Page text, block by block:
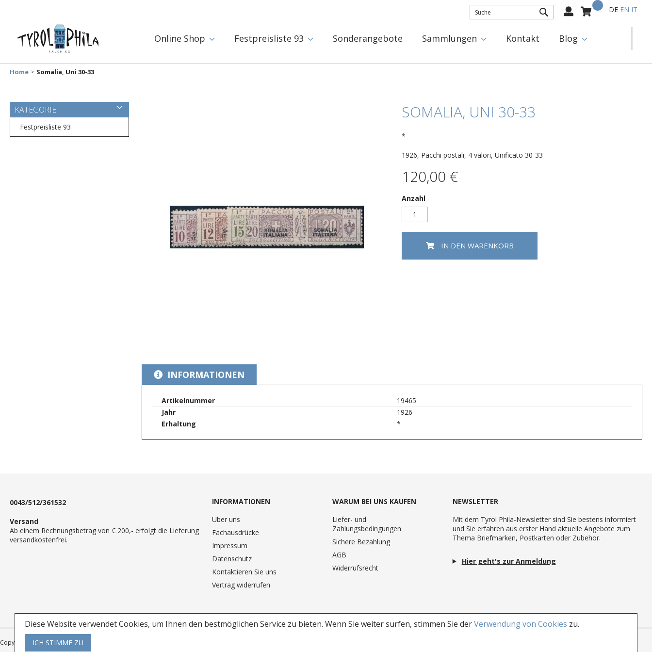
Diese Website verwendet Cookies, um Ihnen den bestmöglichen Service zu bieten. Wenn Sie weiter surfen, stimmen Sie derVerwendung von Cookies zu.
ICH STIMME ZU
Mein Warenkorb
Select
DE EN IT
Online Shop Festpreisliste 93 Sonderangebote Sammlungen Kontakt Blog
Home Somalia, Uni 30-33
SOMALIA, UNI 30-33
*
1926, Pacchi postali, 4 valori, Unificato 30-33
120,00 €
Anzahl
IN DEN WARENKORB
Anfang
Bildergalerie
INFORMATIONEN
Mehr
Informationen
Artikelnummer
19465
Jahr
1926
Erhaltung
*
KATEGORIE
Festpreisliste 93
0043/512/361532
Versand
Ab einem Rechnungsbetrag von € 200,- erfolgt die Lieferung
versandkostenfrei.
INFORMATIONEN
Über uns
Fachausdrücke
Impressum
Datenschutz
Kontaktieren Sie uns
Vertrag widerrufen
WARUM BEI UNS KAUFEN
Liefer- und
Zahlungsbedingungen
Sichere Bezahlung
AGB
Widerrufsrecht
NEWSLETTER
Mit dem Tyrol Phila-Newsletter sind Sie bestens informiert
und Sie erfahren aus erster Hand aktuelle Angebote zum
Thema Briefmarken, Postkarten oder Zubehör.
Hier geht's zur Anmeldung
Copyright